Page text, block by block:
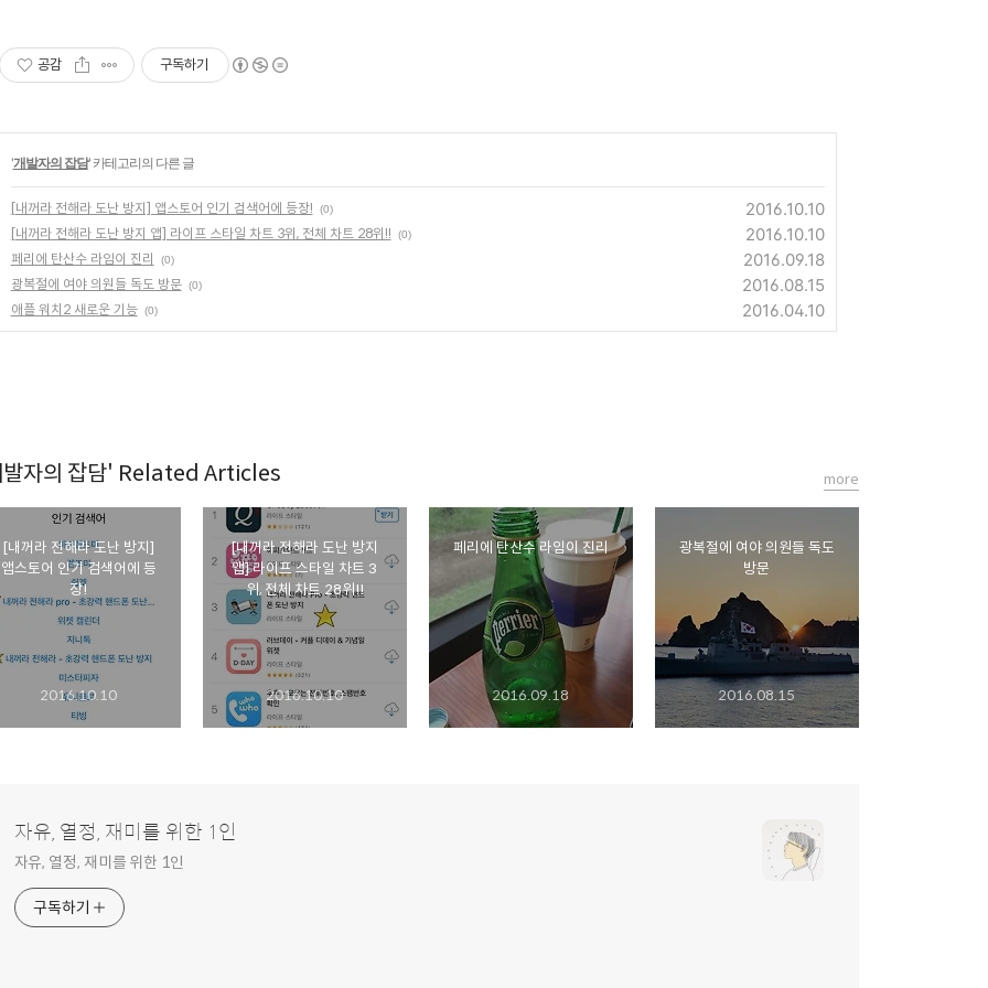
공감 구독하기
'개발자의 잡담' 카테고리의 다른 글
[내꺼라 전해라 도난 방지] 앱스토어 인기 검색어에 등장! (0) 2016.10.10
[내꺼라 전해라 도난 방지 앱] 라이프 스타일 차트 3위, 전체 차트 28위!! (0) 2016.10.10
페리에 탄산수 라임이 진리 (0) 2016.09.18
광복절에 여야 의원들 독도 방문 (0) 2016.08.15
애플 워치2 새로운 기능 (0) 2016.04.10
자의 잡담' Related Articles
[내꺼라 전해라 도난 방지]
앱스토어 인기 검색어에 등
장!
2016.10.10
[내꺼라 전해라 도난 방지
앱] 라이프 스타일 차트 3
위, 전체 차트 28위!!
2016.10.10
페리에 탄산수 라임이 진리
2016.09.18
광복절에 여야 의원들 독도
방문
2016.08.15
more
자유, 열정, 재미를 위한 1인
자유, 열정, 재미를 위한 1인
구독하기